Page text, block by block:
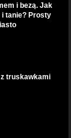
i bezą. Jak
tanie? Prosty
truskawkami